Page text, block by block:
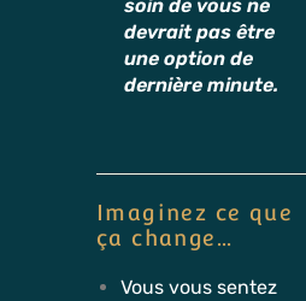
soin de vous ne
devrait pas être
une option de
dernière minute.
Imaginez ce que
ça change…
Vous vous sentez